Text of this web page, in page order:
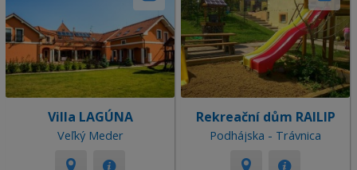
Villa LAGÚNA
Veľký Meder
Rekreační dům RAILIP
Podhájska - Trávnica